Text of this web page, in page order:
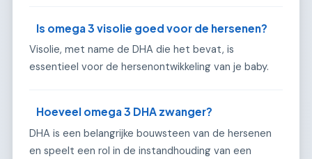
Is omega 3 visolie goed voor de hersenen?
Visolie, met name de DHA die het bevat, is
essentieel voor de hersenontwikkeling van je baby.
Hoeveel omega 3 DHA zwanger?
DHA is een belangrijke bouwsteen van de hersenen
en speelt een rol in de instandhouding van een